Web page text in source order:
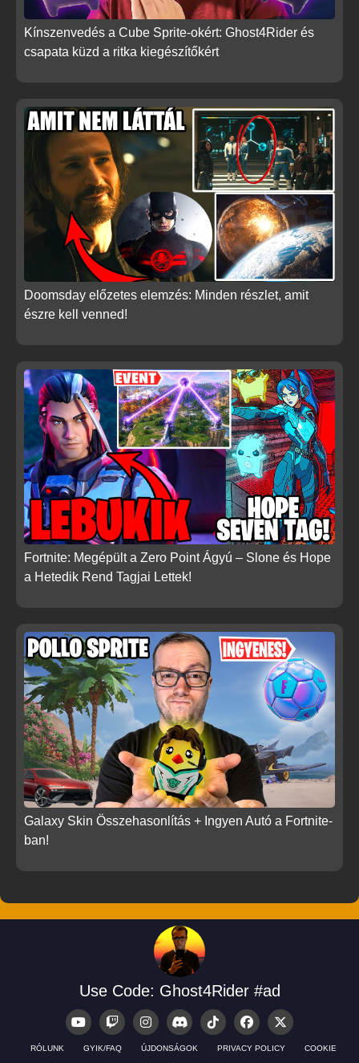
Kínszenvedés a Cube Sprite-okért: Ghost4Rider és
csapata küzd a ritka kiegészítőkért
Doomsday előzetes elemzés: Minden részlet, amit
észre kell venned!
Fortnite: Megépült a Zero Point Ágyú – Slone és Hope
a Hetedik Rend Tagjai Lettek!
Galaxy Skin Összehasonlítás + Ingyen Autó a Fortnite-
ban!
Use Code: Ghost4Rider #ad
RÓLUNK GYIK/FAQ ÚJDONSÁGOK PRIVACY POLICY COOKIE